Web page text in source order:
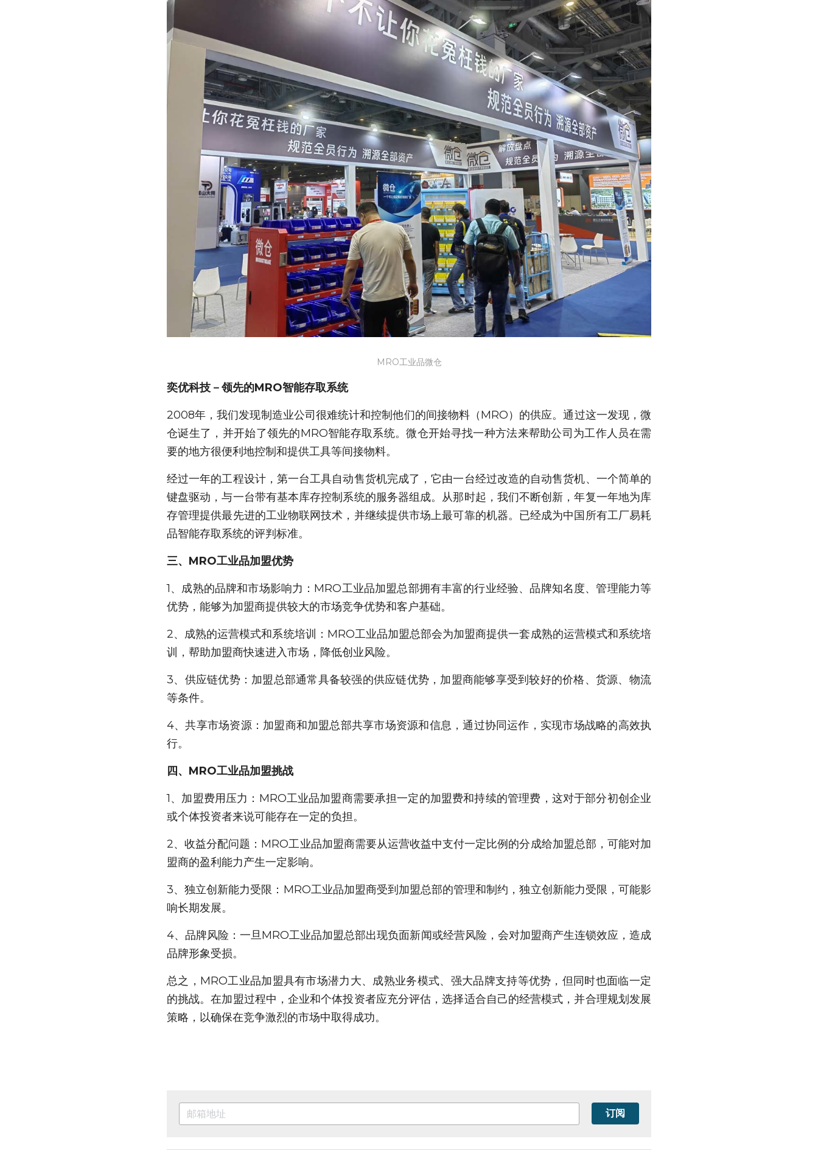
MRO工业品微仓
奕优科技－领先的MRO智能存取系统
2008年，我们发现制造业公司很难统计和控制他们的间接物料（MRO）的供应。通过这一发现，微
仓诞生了，并开始了领先的MRO智能存取系统。微仓开始寻找一种方法来帮助公司为工作人员在需
要的地方很便利地控制和提供工具等间接物料。
经过一年的工程设计，第一台工具自动售货机完成了，它由一台经过改造的自动售货机、一个简单的
键盘驱动，与一台带有基本库存控制系统的服务器组成。从那时起，我们不断创新，年复一年地为库
存管理提供最先进的工业物联网技术，并继续提供市场上最可靠的机器。已经成为中国所有工厂易耗
品智能存取系统的评判标准。
三、MRO工业品加盟优势
1、成熟的品牌和市场影响力：MRO工业品加盟总部拥有丰富的行业经验、品牌知名度、管理能力等
优势，能够为加盟商提供较大的市场竞争优势和客户基础。
2、成熟的运营模式和系统培训：MRO工业品加盟总部会为加盟商提供一套成熟的运营模式和系统培
训，帮助加盟商快速进入市场，降低创业风险。
3、供应链优势：加盟总部通常具备较强的供应链优势，加盟商能够享受到较好的价格、货源、物流
等条件。
4、共享市场资源：加盟商和加盟总部共享市场资源和信息，通过协同运作，实现市场战略的高效执
行。
四、MRO工业品加盟挑战
1、加盟费用压力：MRO工业品加盟商需要承担一定的加盟费和持续的管理费，这对于部分初创企业
或个体投资者来说可能存在一定的负担。
2、收益分配问题：MRO工业品加盟商需要从运营收益中支付一定比例的分成给加盟总部，可能对加
盟商的盈利能力产生一定影响。
3、独立创新能力受限：MRO工业品加盟商受到加盟总部的管理和制约，独立创新能力受限，可能影
响长期发展。
4、品牌风险：一旦MRO工业品加盟总部出现负面新闻或经营风险，会对加盟商产生连锁效应，造成
品牌形象受损。
总之，MRO工业品加盟具有市场潜力大、成熟业务模式、强大品牌支持等优势，但同时也面临一定
的挑战。在加盟过程中，企业和个体投资者应充分评估，选择适合自己的经营模式，并合理规划发展
策略，以确保在竞争激烈的市场中取得成功。
订阅